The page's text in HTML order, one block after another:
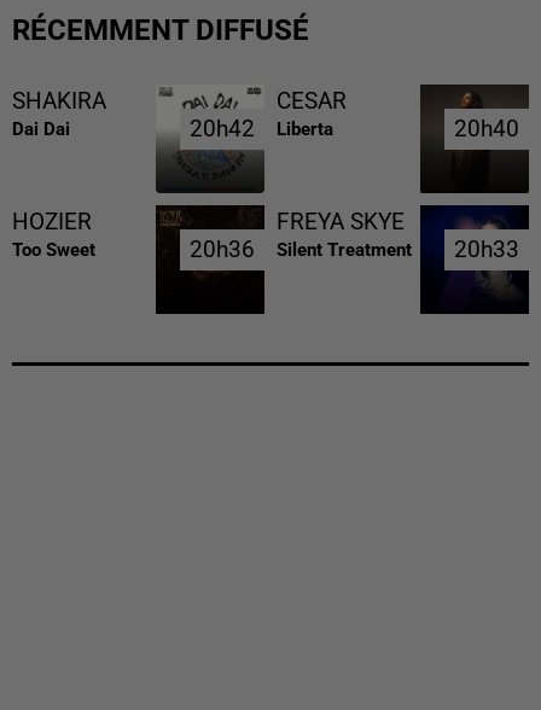
RÉCEMMENT DIFFUSÉ
SHAKIRA
Dai Dai 20h42
20h42
CESAR
Liberta 20h40
20h40
HOZIER
Too Sweet 20h36
20h36
FREYA SKYE
Silent Treatment 20h33
20h33